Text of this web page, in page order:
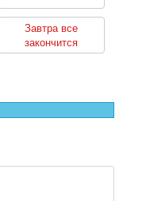
Завтра все
закончится